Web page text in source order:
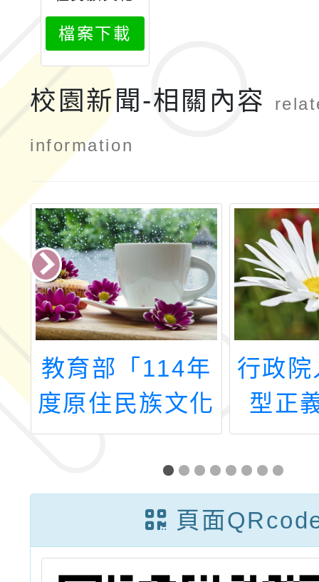
優良教案甄
選實施計畫
檔案下載
校園新聞-相關內容
information
教育部「114年
度原住民族文化
優良教案甄選實
施計畫」
行政
型正
「記
行動
及人
計
頁面